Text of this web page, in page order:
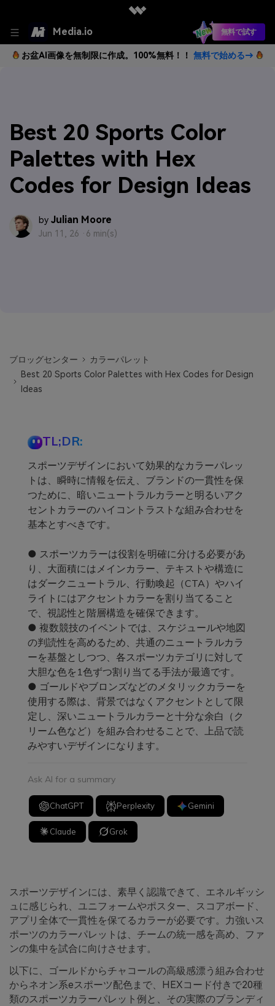
Media.io 無料で試す
お盆AI画像を無制限に作成。100%無料！！ 無料で始める→
Best 20 Sports Color
Palettes with Hex
Codes for Design Ideas
by Julian Moore
Jun 11, 26 · 6 min(s)
ブロッグセンター
カラーパレット
Best 20 Sports Color Palettes with Hex Codes for Design
Ideas
TL;DR:
スポーツデザインにおいて効果的なカラーパレッ
トは、瞬時に情報を伝え、ブランドの一貫性を保
つために、暗いニュートラルカラーと明るいアク
セントカラーのハイコントラストな組み合わせを
基本とすべきです。
● スポーツカラーは役割を明確に分ける必要があ
り、大面積にはメインカラー、テキストや構造に
はダークニュートラル、行動喚起（CTA）やハイ
ライトにはアクセントカラーを割り当てること
で、視認性と階層構造を確保できます。
● 複数競技のイベントでは、スケジュールや地図
の判読性を高めるため、共通のニュートラルカラ
ーを基盤としつつ、各スポーツカテゴリに対して
大胆な色を1色ずつ割り当てる手法が最適です。
● ゴールドやブロンズなどのメタリックカラーを
使用する際は、背景ではなくアクセントとして限
定し、深いニュートラルカラーと十分な余白（ク
リーム色など）を組み合わせることで、上品で読
みやすいデザインになります。
Ask AI for a summary
ChatGPT Perplexity Gemini
Claude Grok
スポーツデザインには、素早く認識できて、エネルギッシ
ュに感じられ、ユニフォームやポスター、スコアボード、
アプリ全体で一貫性を保てるカラーが必要です。力強いス
ポーツのカラーパレットは、チームの統一感を高め、ファ
ンの集中を試合に向けさせます。
以下に、ゴールドからチャコールの高級感漂う組み合わせ
からネオン系eスポーツ配色まで、HEXコード付きで20種
類のスポーツカラーパレット例と、その実際のブランディ